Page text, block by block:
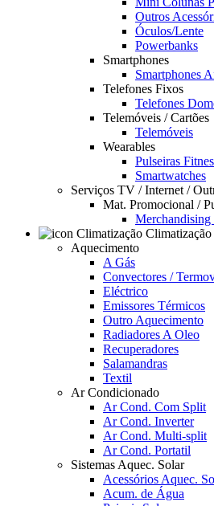
Outros
Óculos/Lente
Powerbanks
Smartphones
Smartphones
Telefones Fixos
Telefones
Telemóveis / Cartões
Telemóveis
Wearables
Pulseiras
Smartwatches
Serviços TV / Internet /
Mat. Promocional /
Merchandising
Climatização
Aquecimento
A Gás
Convectores /
Eléctrico
Emissores Térmicos
Outro Aquecimento
Radiadores A Oleo
Recuperadores
Salamandras
Textil
Ar Condicionado
Ar Cond. Com Split
Ar Cond. Inverter
Ar Cond. Multi-split
Ar Cond. Portatil
Sistemas Aquec. Solar
Acessórios Aquec.
Acum. de Água